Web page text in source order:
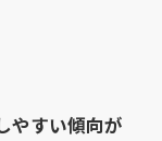
やすい傾向が